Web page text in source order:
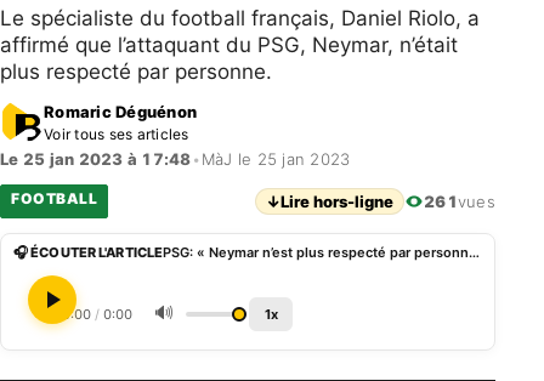
Le spécialiste du football français, Daniel Riolo, a
affirmé que l’attaquant du PSG, Neymar, n’était
plus respecté par personne.
Romaric Déguénon
Voir tous ses articles
Le 25 jan 2023 à 17:48• MàJ le 25 jan 2023
FOOTBALL ↓Lire hors-ligne 261vues
🎧 ÉCOUTER L'ARTICLE PSG: « Neymar n’est plus respecté par personne », Daniel Riolo
0:00 / 0:00 🔊 1x